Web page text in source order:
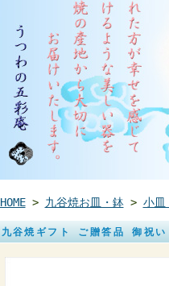
HOME> 九谷焼お皿・鉢> 小皿
九谷焼ギフト ご贈答品 御祝